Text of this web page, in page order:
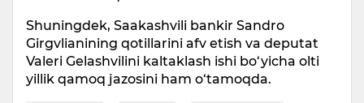
Shuningdek, Saakashvili bankir Sandro
Girgvlianining qotillarini afv etish va deputat
Valeri Gelashvilini kaltaklash ishi bo‘yicha olti
yillik qamoq jazosini ham o‘tamoqda.